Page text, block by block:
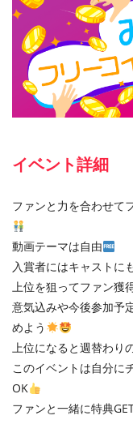
イベント詳細
ファンと力を合わせて
動画テーマは自由
入賞者にはキャストに
上位を狙ってファン獲
意気込みや今後参加予
めよう
上位になると週替わり
このイベントは自分に
OK
ファンと一緒に特典